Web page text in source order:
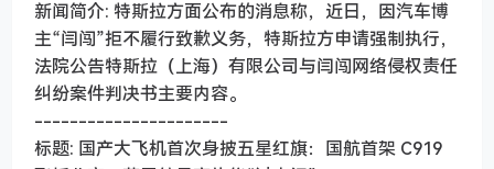
新闻简介: 特斯拉方面公布的消息称，近日，因汽车博
主“闫闯”拒不履行致歉义务，特斯拉方申请强制执行，
法院公告特斯拉（上海）有限公司与闫闯网络侵权责任
纠纷案件判决书主要内容。
----------------------
标题: 国产大飞机首次身披五星红旗：国航首架 C919